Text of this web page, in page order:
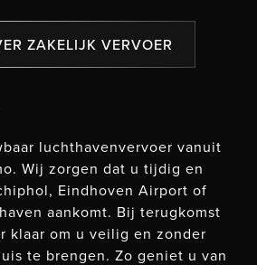
ZAKELIJK VERVOER
luchthavenvervoer vanuit
Wij zorgen dat u tijdig en
Eindhoven Airport of
aankomt. Bij terugkomst
klaar om u veilig en zonder
te brengen. Zo geniet u van